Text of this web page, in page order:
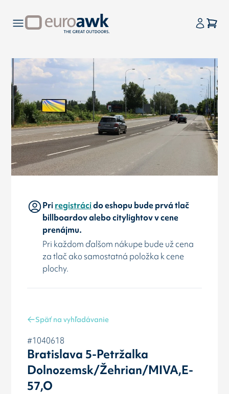
Priregistrácido eshopu bude prvá tlač
billboardov alebo citylightov v cene
prenájmu.
Pri každom ďalšom nákupe bude už cena
za tlač ako samostatná položka k cene
plochy.
Späť na vyhľadávanie
#1040618
Bratislava 5-Petržalka
Dolnozemsk/Žehrian/MIVA,E-
57,O